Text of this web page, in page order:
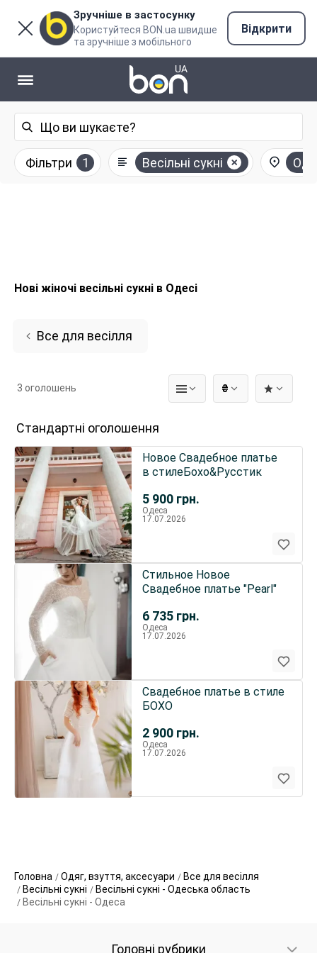
Зручніше в застосунку
Користуйтеся BON.ua швидше
та зручніше з мобільного
Відкрити
Фільтри 1 Весільні сукні
Нові жіночі весільні сукні в Одесі
Все для весілля
₴
3 оголошень
Стандартні оголошення
5 900 грн.
Новое Свадебное платье
в стилеБохо&Русстик
Одеса
17.07.2026
6 735 грн.
Стильное Новое
Свадебное платье "Pearl"
Одеса
17.07.2026
2 900 грн.
Свадебное платье в стиле
БОХО
Одеса
17.07.2026
Головна Одяг, взуття, аксесуари
Все для весілля
Весільні сукні
Весільні сукні - Одеська область
Весільні сукні - Одеса
Головні рубрики